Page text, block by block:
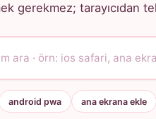
gerekmez; tarayıcıdan
android pwa ana ekrana ekle